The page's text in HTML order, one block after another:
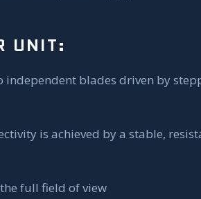
UNIT:
blades driven by
is achieved by a stable,
full field of view